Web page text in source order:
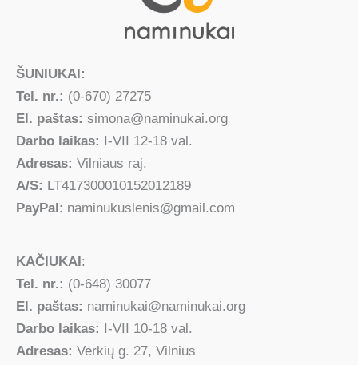
ŠUNIUKAI:
Tel. nr.: (0-670) 27275
El. paštas: simona@naminukai.org
Darbo laikas: I-VII 12-18 val.
Adresas: Vilniaus raj.
A/S: LT417300010152012189
PayPal: naminukuslenis@gmail.com
KAČIUKAI :
Tel. nr.: (0-648) 30077
El. paštas: naminukai@naminukai.org
Darbo laikas:
I-VII 10-18 val.
Adresas: Verkių g. 27, Vilnius